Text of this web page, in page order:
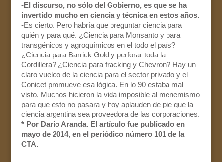
-El discurso, no sólo del Gobierno, es que se ha
invertido mucho en ciencia y técnica en estos años.
-Es cierto. Pero habría que preguntar ciencia para
quién y para qué. ¿Ciencia para Monsanto y para
transgénicos y agroquímicos en el todo el país?
¿Ciencia para Barrick Gold y perforar toda la
Cordillera? ¿Ciencia para fracking y Chevron? Hay un
claro vuelco de la ciencia para el sector privado y el
Conicet promueve esa lógica. En lo 90 estaba mal
visto. Muchos hicieron la vida imposible al menemismo
para que esto no pasara y hoy aplauden de pie que la
ciencia argentina sea proveedora de las corporaciones.
* Por Darío Aranda. El artículo fue publicado en
mayo de 2014, en el periódico número 101 de la
CTA.